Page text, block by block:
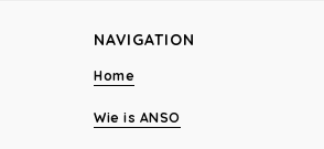
NAVIGATION
Home
Wie is ANSO